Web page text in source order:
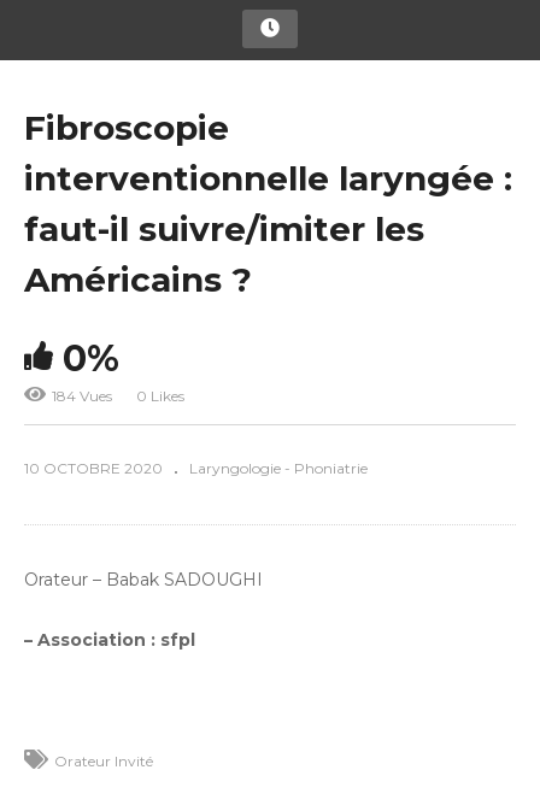
Fibroscopie
interventionnelle laryngée :
faut-il suivre/imiter les
Américains ?
0%
184 Vues 0 Likes
10 OCTOBRE 2020 Laryngologie - Phoniatrie
Orateur – Babak SADOUGHI
– Association : sfpl
Orateur Invité